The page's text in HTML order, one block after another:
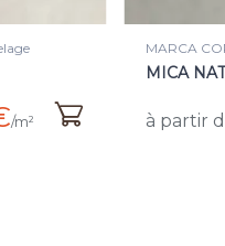
/m²
MARCA
MICA
à partir